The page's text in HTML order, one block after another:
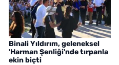
Binali Yıldırım, geleneksel
'Harman Şenliği'nde tırpanla
ekin biçti